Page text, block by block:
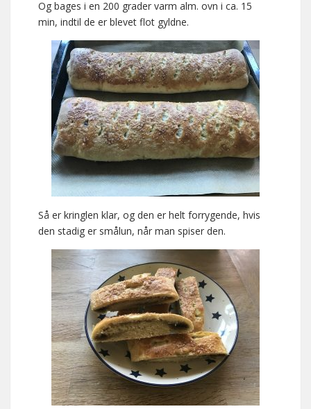
Og bages i en 200 grader varm alm. ovn i ca. 15
min, indtil de er blevet flot gyldne.
Så er kringlen klar, og den er helt forrygende, hvis
den stadig er smålun, når man spiser den.